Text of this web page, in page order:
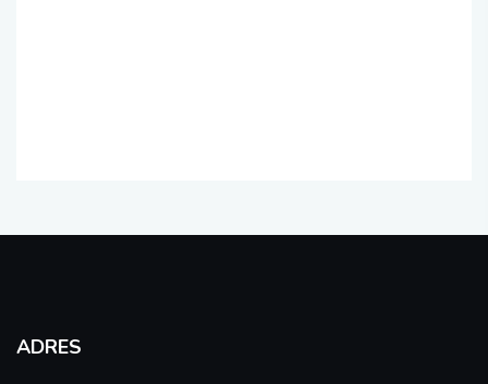
ADRES
TEGV Ziyareti